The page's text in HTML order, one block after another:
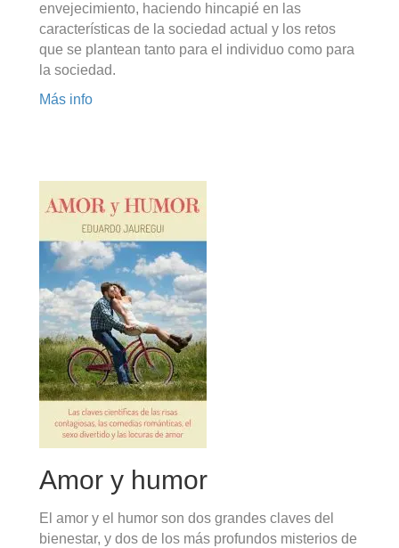
envejecimiento, haciendo hincapié en las
características de la sociedad actual y los retos
que se plantean tanto para el individuo como para
la sociedad.
Más info
Amor y humor
El amor y el humor son dos grandes claves del
bienestar, y dos de los más profundos misterios de